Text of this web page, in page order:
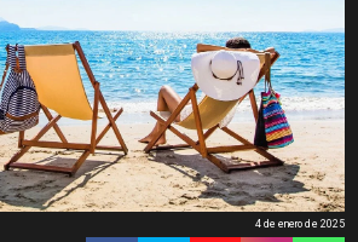
4 de enero de 2025